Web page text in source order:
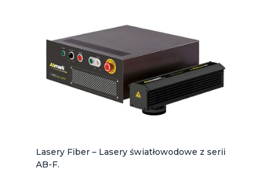
Lasery Fiber – Lasery światłowodowe z serii
AB-F.